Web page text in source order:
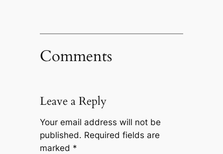
Comments
Leave a Reply
Your email address will not be
published. Required fields are
marked *